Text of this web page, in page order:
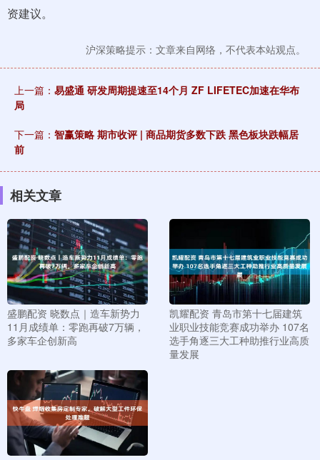
资建议。
沪深策略提示：文章来自网络，不代表本站观点。
上一篇： 易盛通 研发周期提速至14个月 ZF LIFETEC加速在华布
局
下一篇： 智赢策略 期市收评 | 商品期货多数下跌 黑色板块跌幅居
前
相关文章
盛鹏配资 晓数点｜造车新势力
11月成绩单：零跑再破7万辆，
多家车企创新高
凯耀配资 青岛市第十七届建筑
业职业技能竞赛成功举办 107名
选手角逐三大工种助推行业高质
量发展